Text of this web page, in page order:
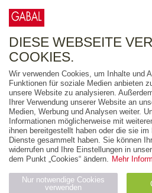
FREITEXT
AUSGABEART
AUS DER REIHE
ZUM THEMA
Neuerscheinung
DIESE WEBSEITE
COOKIES.
Wir verwenden Cookies, um Inhalte und
Funktionen für soziale Medien anbieten
unsere Website zu analysieren.
Ihrer Verwendung unserer Website an
Medien, Werbung und Analysen weiter.
Informationen möglicherweise mit
ihnen bereitgestellt haben oder die sie
Dienste gesammelt haben. Sie können
widerrufen und Ihre Einstellungen in
dem Punkt „Cookies“ ändern. Mehr
Nur notwendige Cookies
verwenden